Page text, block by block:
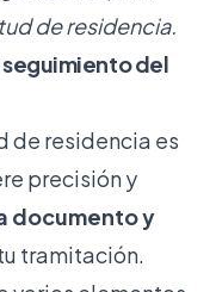
de residencia.
del
de residencia es
precisión y
documento y
tramitación.